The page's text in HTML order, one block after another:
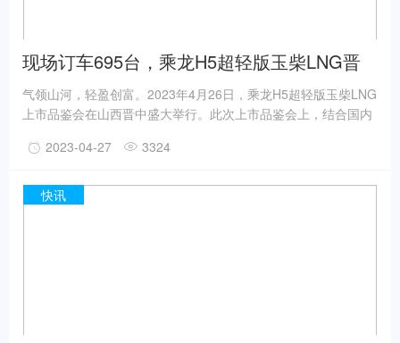
现场订车695台，乘龙H5超轻版玉柴LNG晋
中上市
气领山河，轻盈创富。2023年4月26日，乘龙H5超轻版玉柴LNG
上市品鉴会在山西晋中盛大举行。此次上市品鉴会上，结合国内
东风柳汽乘龙依托玉柴天然气发动机成熟技术，再次引领物流运
运输更赚钱。
2023-04-27 3324
快讯